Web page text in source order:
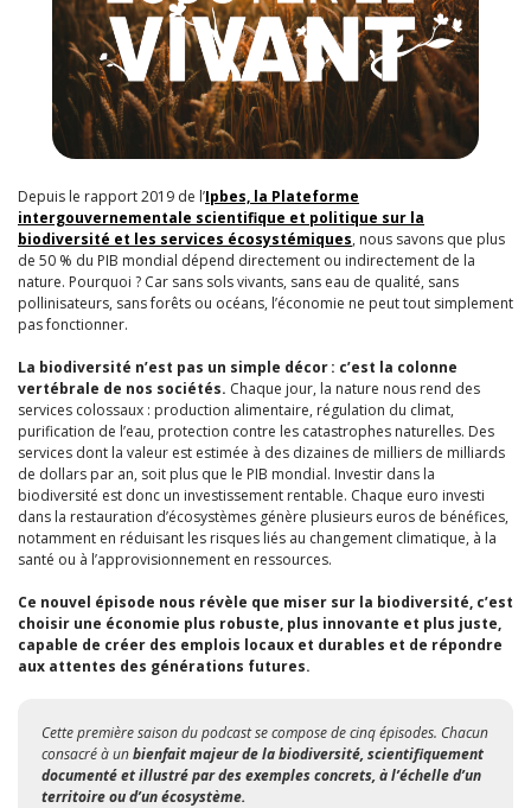
Depuis le rapport 2019 de l’Ipbes, la Plateforme
intergouvernementale scientifique et politique sur la
biodiversité et les services écosystémiques, nous savons que plus
de 50 % du PIB mondial dépend directement ou indirectement de la
nature. Pourquoi ? Car sans sols vivants, sans eau de qualité, sans
pollinisateurs, sans forêts ou océans, l’économie ne peut tout simplement
pas fonctionner.
La biodiversité n’est pas un simple décor : c’est la colonne
vertébrale de nos sociétés. Chaque jour, la nature nous rend des
services colossaux : production alimentaire, régulation du climat,
purification de l’eau, protection contre les catastrophes naturelles. Des
services dont la valeur est estimée à des dizaines de milliers de milliards
de dollars par an, soit plus que le PIB mondial. Investir dans la
biodiversité est donc un investissement rentable. Chaque euro investi
dans la restauration d’écosystèmes génère plusieurs euros de bénéfices,
notamment en réduisant les risques liés au changement climatique, à la
santé ou à l’approvisionnement en ressources.
Ce nouvel épisode nous révèle que miser sur la biodiversité, c’est
choisir une économie plus robuste, plus innovante et plus juste,
capable de créer des emplois locaux et durables et de répondre
aux attentes des générations futures.
Cette première saison du podcast se compose de cinq épisodes. Chacun
consacré à unbienfait majeur de la biodiversité, scientifiquement
documenté et illustré par des exemples concrets, à l’échelle d’un
territoire ou d’un écosystème.